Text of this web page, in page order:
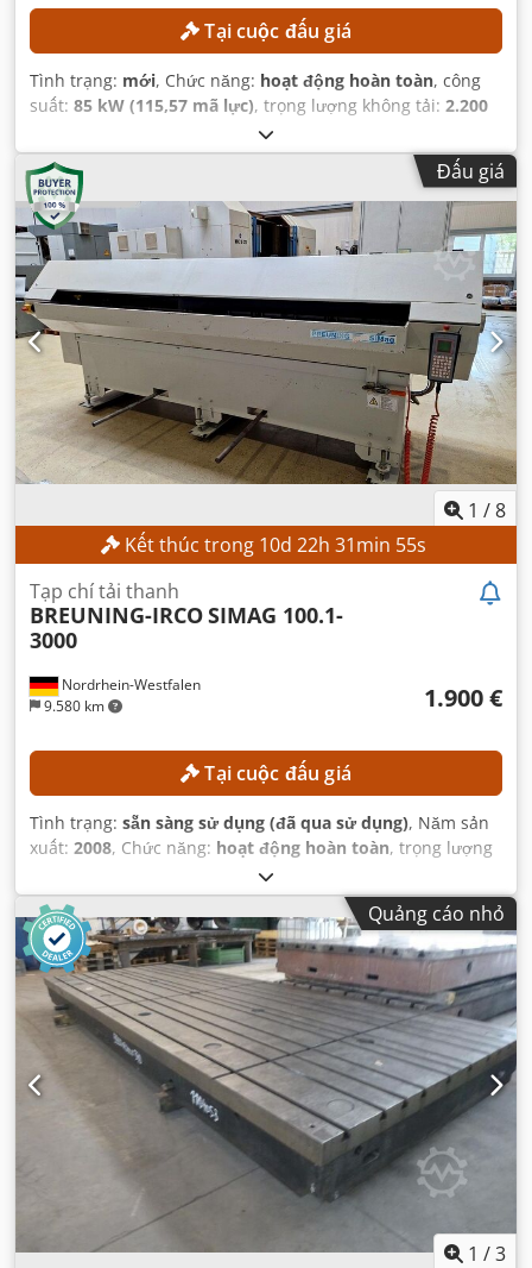
Tại cuộc đấu giá
Tình trạng: mới, Chức năng: hoạt động hoàn toàn, công
suất: 85 kW (115,57 mã lực), trọng lượng không tải: 2.200
, dung tích bình nhiên liệu:200 l
Đấu giá
1 /8
Kết thúc trong 10d 22h 31min 53s
Nordrhein-Westfalen
9.580 km
Tạp chí tải thanh
BREUNING-IRCOSIMAG 100.1-
3000
1.900 €
Tại cuộc đấu giá
Tình trạng: sẵn sàng sử dụng (đã qua sử dụng), Năm sản
xuất: 2008, Chức năng: hoạt động hoàn toàn, trọng lượng
, công suất:
hình bộ điều khiển:HBG 10, chiều dài phôi (tối đa):3.000
mm, khe thanh:60 mm, Quảng cáo nhỏ
1 /3